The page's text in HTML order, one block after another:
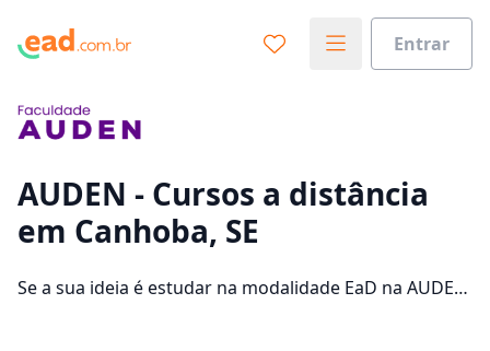
Entrar
Vamos te guiar no caminho ideal para seus estudos
Sim, já sei
AUDEN - Cursos a distância
em Canhoba, SE
Se a sua ideia é estudar na modalidade EaD na AUDEN